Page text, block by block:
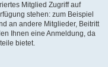
Mitglied Zugriff auf
stehen: zum Beispiel
an andere Mitglieder, Beitritt
Ihnen eine Anmeldung, da
bietet.